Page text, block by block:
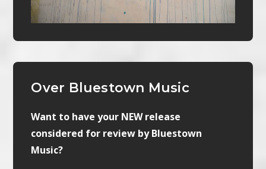
Over Bluestown Music
Want to have your NEW release
considered for review by Bluestown
Music?